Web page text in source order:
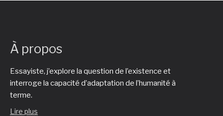
À propos
Essayiste, j’explore la question de l’existence et
interroge la capacité d’adaptation de l’humanité à
terme.
Lire plus